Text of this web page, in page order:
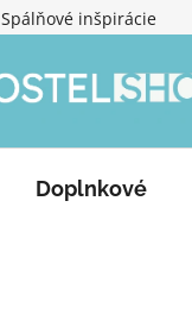
Spálňové inšpirácie
Doplnkové